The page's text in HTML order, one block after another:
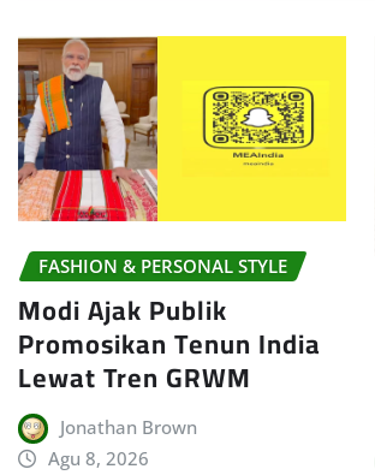
FASHION & PERSONAL STYLE
Modi Ajak Publik
Promosikan Tenun India
Lewat Tren GRWM
Jonathan Brown
Agu 8, 2026